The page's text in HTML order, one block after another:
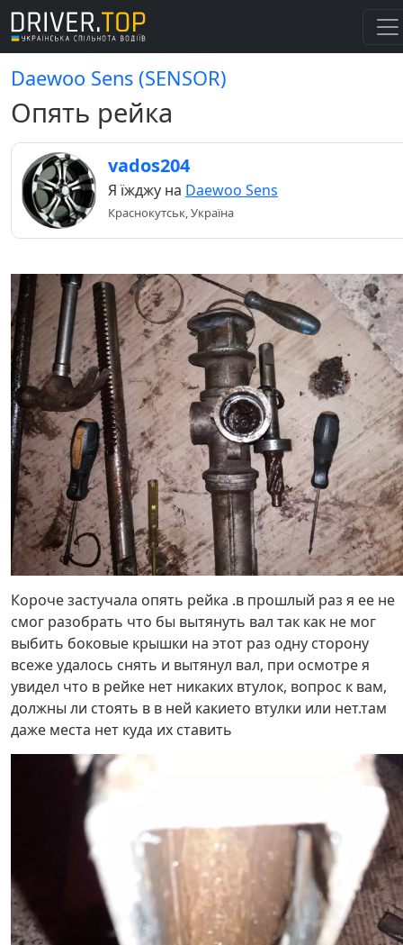
Daewoo Sens (SENSOR)
Опять рейка
vados204
Я їжджу на Daewoo Sens
Краснокутськ, Україна
Короче застучала опять рейка .в прошлый раз я ее не
смог разобрать что бы вытянуть вал так как не мог
выбить боковые крышки на этот раз одну сторону
всеже удалось снять и вытянул вал, при осмотре я
увидел что в рейке нет никаких втулок, вопрос к вам,
должны ли стоять в в ней какието втулки или нет.там
даже места нет куда их ставить